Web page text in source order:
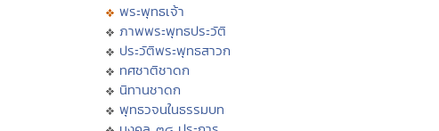
พระพุทธเจ้า
ภาพพระพุทธประวัติ
ประวัติพระพุทธสาวก
ทศชาติชาดก
นิทานชาดก
พุทธวจนในธรรมบท